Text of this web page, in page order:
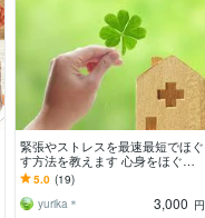
緊張やストレスを最速最短でほぐ
す方法を教えます 心身をほぐし
たい方や大切な場面で最大限の力
を発揮したい方！
5.0 (19)
yurika＊
3,000 円